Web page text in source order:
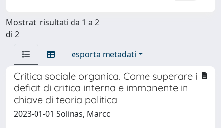
Mostrati risultati da 1 a 2
di 2
esporta metadati
Critica sociale organica. Come superare i
deficit di critica interna e immanente in
chiave di teoria politica
2023-01-01 Solinas, Marco